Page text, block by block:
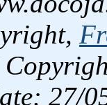
27/